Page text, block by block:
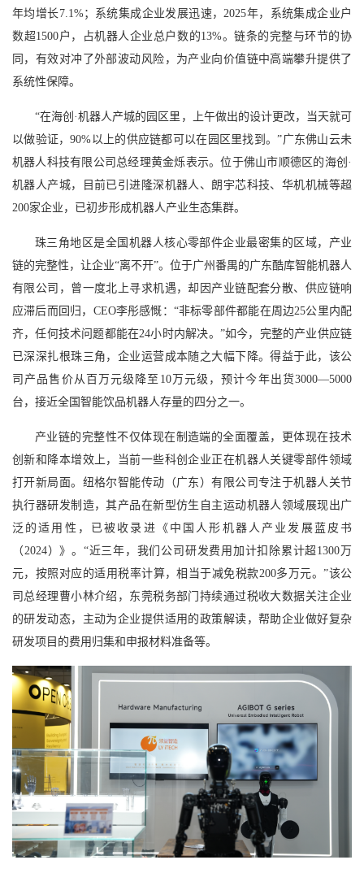
年均增长7.1%；系统集成企业发展迅速，2025年，系统集成企业户
数超1500户，占机器人企业总户数的13%。链条的完整与环节的协
同，有效对冲了外部波动风险，为产业向价值链中高端攀升提供了
系统性保障。
“在海创·机器人产城的园区里，上午做出的设计更改，当天就可
以做验证，90%以上的供应链都可以在园区里找到。”广东佛山云未
机器人科技有限公司总经理黄金烁表示。位于佛山市顺德区的海创·
机器人产城，目前已引进隆深机器人、朗宇芯科技、华机机械等超
200家企业，已初步形成机器人产业生态集群。
珠三角地区是全国机器人核心零部件企业最密集的区域，产业
链的完整性，让企业“离不开”。位于广州番禺的广东酷库智能机器人
有限公司，曾一度北上寻求机遇，却因产业链配套分散、供应链响
应滞后而回归，CEO李彤感慨：“非标零部件都能在周边25公里内配
齐，任何技术问题都能在24小时内解决。”如今，完整的产业供应链
已深深扎根珠三角，企业运营成本随之大幅下降。得益于此，该公
司产品售价从百万元级降至10万元级，预计今年出货3000—5000
台，接近全国智能饮品机器人存量的四分之一。
产业链的完整性不仅体现在制造端的全面覆盖，更体现在技术
创新和降本增效上，当前一些科创企业正在机器人关键零部件领域
打开新局面。纽格尔智能传动（广东）有限公司专注于机器人关节
执行器研发制造，其产品在新型仿生自主运动机器人领域展现出广
泛的适用性，已被收录进《中国人形机器人产业发展蓝皮书
（2024）》。“近三年，我们公司研发费用加计扣除累计超1300万
元，按照对应的适用税率计算，相当于减免税款200多万元。”该公
司总经理曹小林介绍，东莞税务部门持续通过税收大数据关注企业
的研发动态，主动为企业提供适用的政策解读，帮助企业做好复杂
研发项目的费用归集和申报材料准备等。